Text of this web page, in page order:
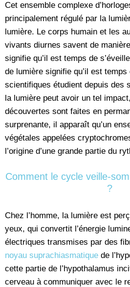
Cet ensemble complexe
principalement régulé par la
lumière. Le corps humain et les
vivants diurnes savent de
signifie qu’il est temps de
de lumière signifie qu’il est temps
scientifiques étudient depuis des
la lumière peut avoir un tel
découvertes sont faites en
surprenante, il apparaît qu’un
végétales appelées
l’origine d’une grande partie du
Comment le cycle veille-
?
Chez l’homme, la lumière est
yeux, qui convertit l’énergie
électriques transmises par des
noyau suprachiasmatique de
cette partie de l’hypothalamus
cerveau à communiquer avec le